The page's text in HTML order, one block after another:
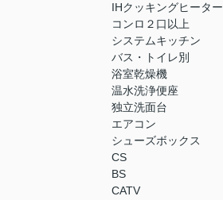
IHクッキングヒーター
コンロ２口以上
システムキッチン
バス・トイレ別
浴室乾燥機
温水洗浄便座
独立洗面台
エアコン
シューズボックス
CS
BS
CATV